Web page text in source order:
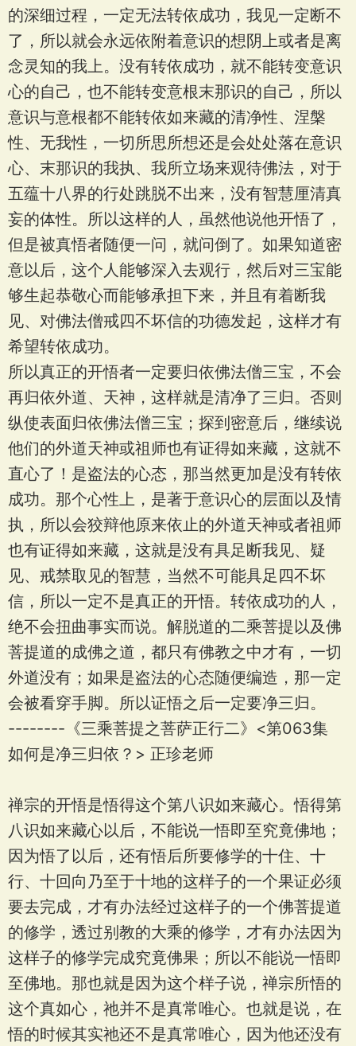
的深细过程，一定无法转依成功，我见一定断不
了，所以就会永远依附着意识的想阴上或者是离
念灵知的我上。没有转依成功，就不能转变意识
心的自己，也不能转变意根末那识的自己，所以
意识与意根都不能转依如来藏的清净性、涅槃
性、无我性，一切所思所想还是会处处落在意识
心、末那识的我执、我所立场来观待佛法，对于
五蕴十八界的行处跳脱不出来，没有智慧厘清真
妄的体性。所以这样的人，虽然他说他开悟了，
但是被真悟者随便一问，就问倒了。如果知道密
意以后，这个人能够深入去观行，然后对三宝能
够生起恭敬心而能够承担下来，并且有着断我
见、对佛法僧戒四不坏信的功德发起，这样才有
希望转依成功。
所以真正的开悟者一定要归依佛法僧三宝，不会
再归依外道、天神，这样就是清净了三归。否则
纵使表面归依佛法僧三宝；探到密意后，继续说
他们的外道天神或祖师也有证得如来藏，这就不
直心了！是盗法的心态，那当然更加是没有转依
成功。那个心性上，是著于意识心的层面以及情
执，所以会狡辩他原来依止的外道天神或者祖师
也有证得如来藏，这就是没有具足断我见、疑
见、戒禁取见的智慧，当然不可能具足四不坏
信，所以一定不是真正的开悟。转依成功的人，
绝不会扭曲事实而说。解脱道的二乘菩提以及佛
菩提道的成佛之道，都只有佛教之中才有，一切
外道没有；如果是盗法的心态随便编造，那一定
会被看穿手脚。所以证悟之后一定要净三归。
--------《三乘菩提之菩萨正行二》<第063集
如何是净三归依？> 正珍老师
禅宗的开悟是悟得这个第八识如来藏心。悟得第
八识如来藏心以后，不能说一悟即至究竟佛地；
因为悟了以后，还有悟后所要修学的十住、十
行、十回向乃至于十地的这样子的一个果证必须
要去完成，才有办法经过这样子的一个佛菩提道
的修学，透过别教的大乘的修学，才有办法因为
这样子的修学完成究竟佛果；所以不能说一悟即
至佛地。那也就是因为这个样子说，禅宗所悟的
这个真如心，祂并不是真常唯心。也就是说，在
悟的时候其实祂还不是真常唯心，因为他还没有